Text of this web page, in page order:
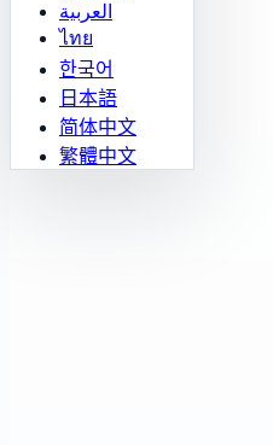
العربية
ไทย
한국어
日本語
简体中文
繁體中文